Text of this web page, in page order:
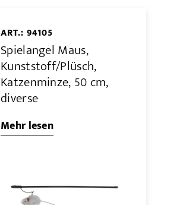
ART.: 94105
Spielangel Maus,
Kunststoff/Plüsch,
Katzenminze, 50 cm,
diverse
Mehr lesen